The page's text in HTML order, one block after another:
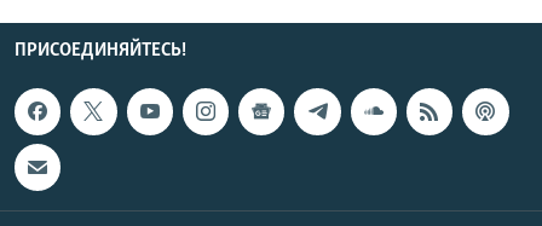
ПРИСОЕДИНЯЙТЕСЬ!